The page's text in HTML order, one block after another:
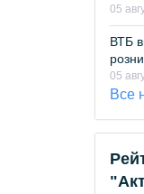
05
ВТБ
05
Все